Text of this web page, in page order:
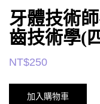
牙體技術
齒技術學(
NT$250
加入購物車